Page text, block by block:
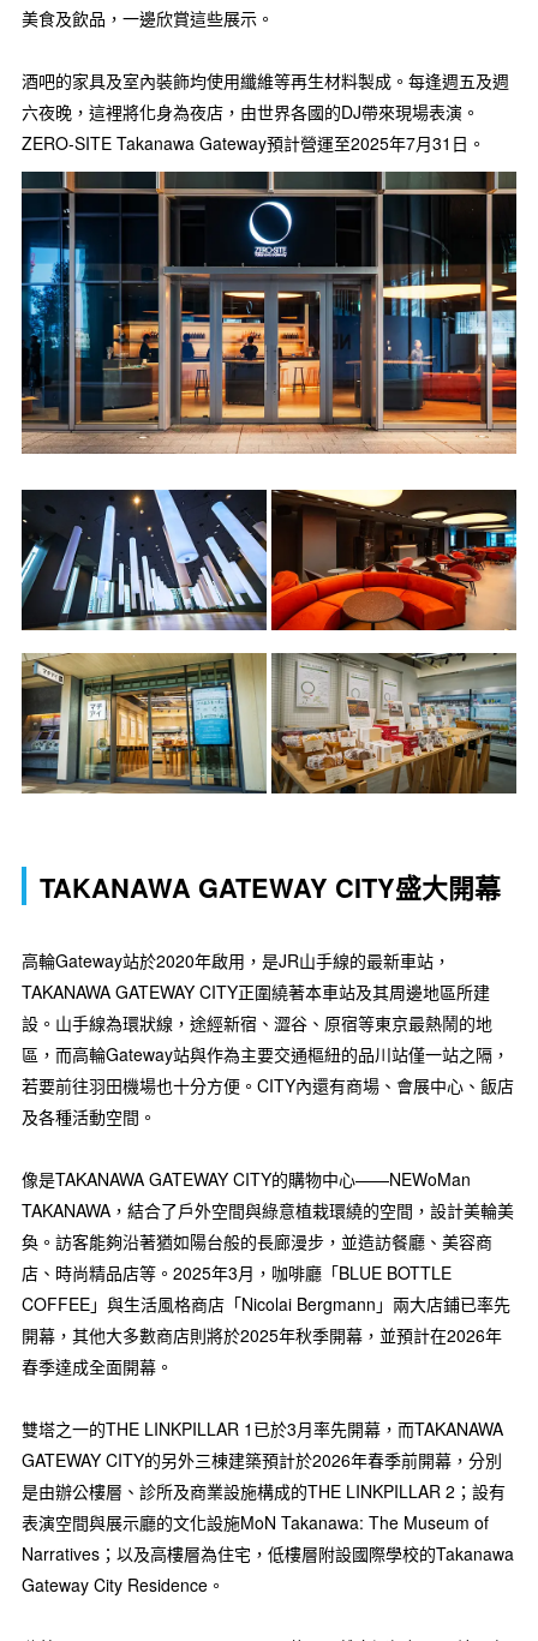
美食及飲品，一邊欣賞這些展示。
酒吧的家具及室內裝飾均使用纖維等再生材料製成。每逢週五及週
六夜晚，這裡將化身為夜店，由世界各國的DJ帶來現場表演。
ZERO-SITE Takanawa Gateway預計營運至2025年7月31日。
TAKANAWA GATEWAY CITY盛大開幕
高輪Gateway站於2020年啟用，是JR山手線的最新車站，
TAKANAWA GATEWAY CITY正圍繞著本車站及其周邊地區所建
設。山手線為環狀線，途經新宿、澀谷、原宿等東京最熱鬧的地
區，而高輪Gateway站與作為主要交通樞紐的品川站僅一站之隔，
若要前往羽田機場也十分方便。CITY內還有商場、會展中心、飯店
及各種活動空間。
像是TAKANAWA GATEWAY CITY的購物中心——NEWoMan
TAKANAWA，結合了戶外空間與綠意植栽環繞的空間，設計美輪美
奐。訪客能夠沿著猶如陽台般的長廊漫步，並造訪餐廳、美容商
店、時尚精品店等。2025年3月，咖啡廳「BLUE BOTTLE
COFFEE」與生活風格商店「Nicolai Bergmann」兩大店鋪已率先
開幕，其他大多數商店則將於2025年秋季開幕，並預計在2026年
春季達成全面開幕。
雙塔之一的THE LINKPILLAR 1已於3月率先開幕，而TAKANAWA
GATEWAY CITY的另外三棟建築預計於2026年春季前開幕，分別
是由辦公樓層、診所及商業設施構成的THE LINKPILLAR 2；設有
表演空間與展示廳的文化設施MoN Takanawa: The Museum of
Narratives；以及高樓層為住宅，低樓層附設國際學校的Takanawa
Gateway City Residence。